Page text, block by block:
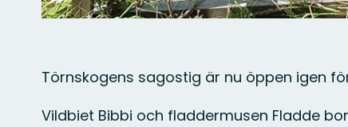
Törnskogens sagostig är nu öppen igen
Vildbiet Bibbi och fladdermusen Fladde